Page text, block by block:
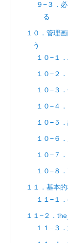
９−３．
る
１０．管理
う
１０−１
１０−２
１０−３
１０−４
１０−５
１０−６
１０−７
１０−８
１１．基本
１１−１
１１−２．
１１−３